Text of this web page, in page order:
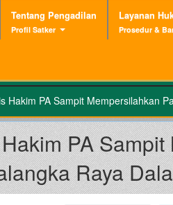
Tentang Pengadilan
Profil Satker
Layanan
Prosedur &
Hakim PA Sampit Mempersilahkan
PA
Raya